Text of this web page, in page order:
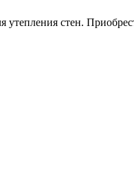
утепления стен.